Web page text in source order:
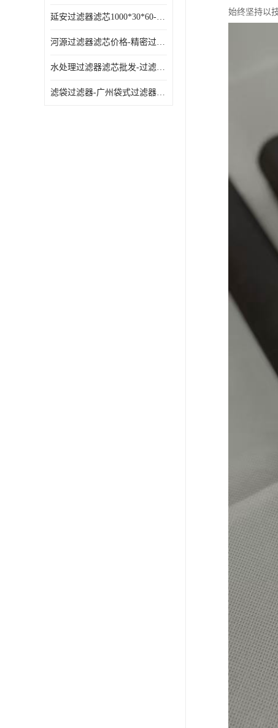
延安过滤器滤芯1000*30*60-水过滤筒-型号齐全
河源过滤器滤芯价格-精密过滤器-大流量滤芯
水处理过滤器滤芯批发-过滤器水过滤-节能环保
滤袋过滤器-广州袋式过滤器厂家-经久耐用
始终坚持以